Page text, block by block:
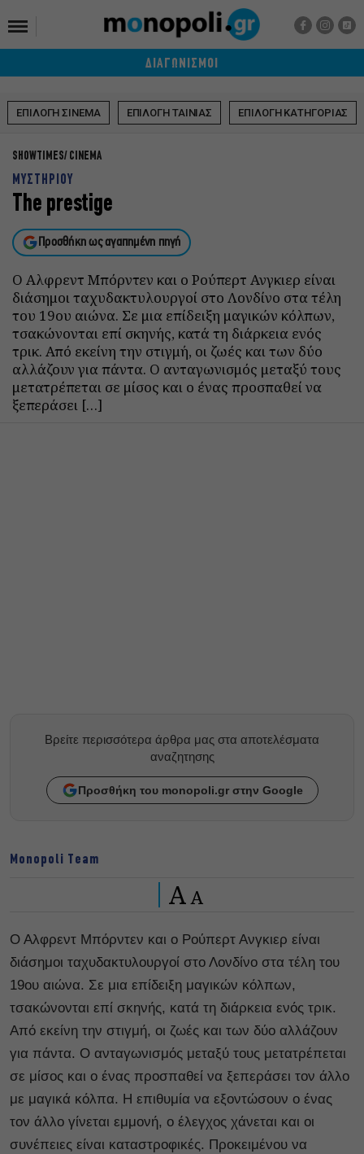
ΔΙΑΓΩΝΙΣΜΟΙ
ΕΠΙΛΟΓΗ ΣΙΝΕΜΑ ΕΠΙΛΟΓΗ ΤΑΙΝΙΑΣ ΕΠΙΛΟΓΗ ΚΑΤΗΓΟΡΙΑΣ
SHOWTIMES CINEMA
ΜΥΣΤΗΡΙΟΥ
The prestige
Προσθήκη ως αγαπημένη πηγή
Ο Αλφρεντ Μπόρντεν και ο Ρούπερτ Ανγκιερ είναι
διάσημοι ταχυδακτυλουργοί στο Λονδίνο στα τέλη
του 19ου αιώνα. Σε μια επίδειξη μαγικών κόλπων,
τσακώνονται επί σκηνής, κατά τη διάρκεια ενός
τρικ. Από εκείνη την στιγμή, οι ζωές και των δύο
αλλάζουν για πάντα. Ο ανταγωνισμός μεταξύ τους
μετατρέπεται σε μίσος και ο ένας προσπαθεί να
ξεπεράσει […]
Βρείτε περισσότερα άρθρα μας στα αποτελέσματα
αναζητησης
Προσθήκη του monopoli.gr στην Google
Monopoli Team
A A
Ο Αλφρεντ Μπόρντεν και ο Ρούπερτ Ανγκιερ είναι
διάσημοι ταχυδακτυλουργοί στο Λονδίνο στα τέλη του
19ου αιώνα. Σε μια επίδειξη μαγικών κόλπων,
τσακώνονται επί σκηνής, κατά τη διάρκεια ενός τρικ.
Από εκείνη την στιγμή, οι ζωές και των δύο αλλάζουν
για πάντα. Ο ανταγωνισμός μεταξύ τους μετατρέπεται
σε μίσος και ο ένας προσπαθεί να ξεπεράσει τον άλλο
με μαγικά κόλπα. Η επιθυμία να εξοντώσουν ο ένας
τον άλλο γίνεται εμμονή, ο έλεγχος χάνεται και οι
συνέπειες είναι καταστροφικές. Προκειμένου να